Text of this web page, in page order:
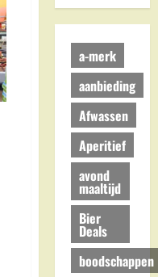
a-merk
aanbieding
Afwassen
Aperitief
avond
maaltijd
Bier
Deals
boodschappen